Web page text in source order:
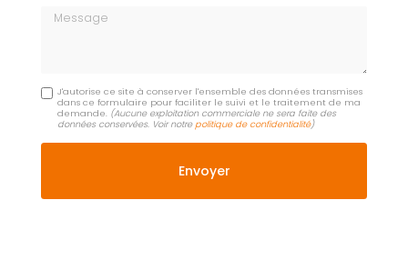
Message
J'autorise ce site à conserver l'ensemble des données transmises
dans ce formulaire pour faciliter le suivi et le traitement de ma
demande. (Aucune exploitation commerciale ne sera faite des
données conservées. Voir notrepolitique de confidentialité)